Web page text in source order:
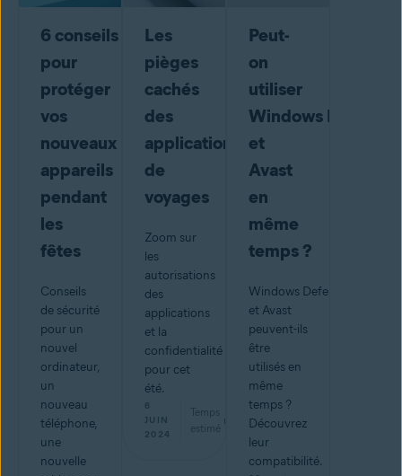
6 conseils
pour
protéger
vos
nouveaux
appareils
pendant
les
fêtes
Conseils
de sécurité
pour un
nouvel
ordinateur,
un
nouveau
téléphone,
une
nouvelle
Les
pièges
cachés
des
applications
de
voyages
Zoom sur
les
autorisations
des
applications
et la
confidentialité
pour cet
été.
6
JUIN
2024
Temps
estimé
min
Peut-
on
utiliser
Windows Defender
et
Avast
en
même
temps ?
Windows Defender
et Avast
peuvent-ils
être
utilisés en
même
temps ?
Découvrez
leur
compatibilité.